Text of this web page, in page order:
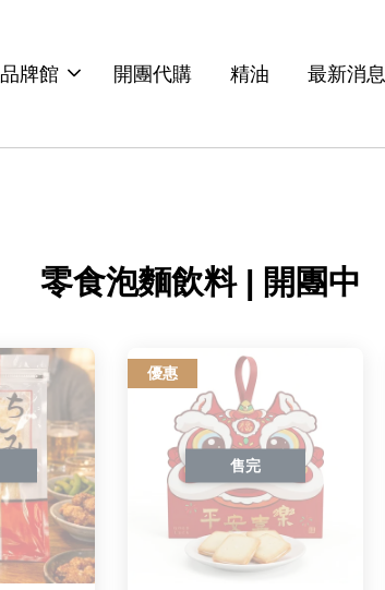
品牌館 開團代購 精油 最新消息
零食泡麵飲料 | 開團中
優惠
售完